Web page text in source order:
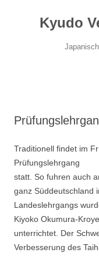
springenKyudo
Traditionell findet im
Prüfungslehrgang
statt. So fuhren auch
ganz Süddeutschland
Landeslehrgangs
Kiyoko Okumura-
unterrichtet. Der
Verbesserung des